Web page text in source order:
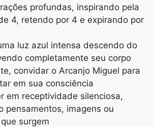
profundas, inspirando pela
4, retendo por 4 e expirando por
luz azul intensa descendo do
completamente seu corpo
convidar o Arcanjo Miguel para
em sua consciência
em receptividade silenciosa,
pensamentos, imagens ou
surgem